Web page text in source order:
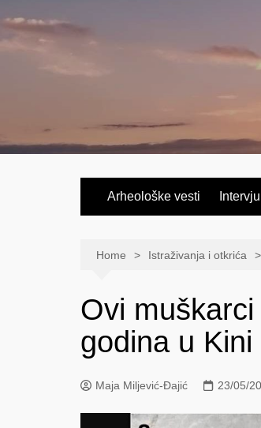
Arheološke vesti Intervju
Home Istraživanja i otkrića
Ovi
godina u Kini
Maja Miljević-Đajić 23/05/